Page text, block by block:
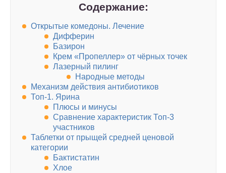
Содержание:
Открытые комедоны. Лечение
Дифферин
Базирон
Крем «Пропеллер» от чёрных точек
Лазерный пилинг
Народные методы
Механизм действия антибиотиков
Топ-1. Ярина
Плюсы и минусы
Сравнение характеристик Топ-3
участников
Таблетки от прыщей средней ценовой
категории
Бактистатин
Хлое